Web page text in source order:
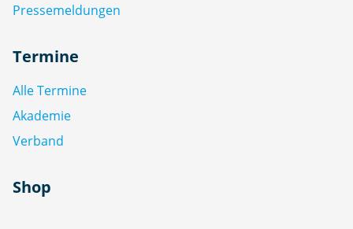
Pressemeldungen
Termine
Alle Termine
Akademie
Verband
Shop